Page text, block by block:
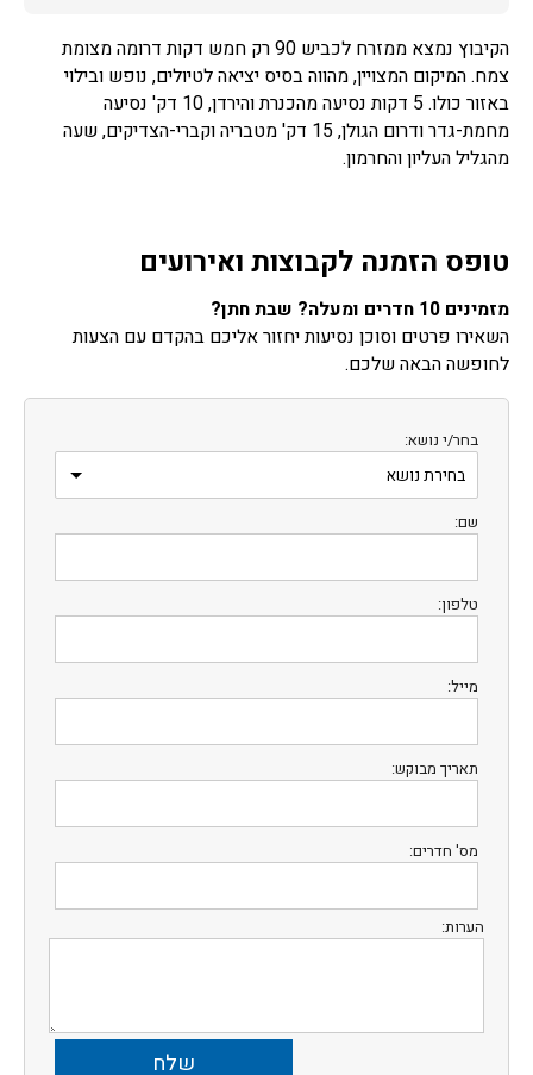
הקיבוץ נמצא ממזרח לכביש 90 רק חמש דקות דרומה מצומת
צמח. המיקום המצויין, מהווה בסיס יציאה לטיולים, נופש ובילוי
באזור כולו. 5 דקות נסיעה מהכנרת והירדן, 10 דק' נסיעה
מחמת-גדר ודרום הגולן, 15 דק' מטבריה וקברי-הצדיקים, שעה
מהגליל העליון והחרמון.
טופס הזמנה לקבוצות ואירועים
מזמינים 10 חדרים ומעלה? שבת חתן?
השאירו פרטים וסוכן נסיעות יחזור אליכם בהקדם עם הצעות
לחופשה הבאה שלכם.
בחר/י נושא:
שם:
טלפון:
מייל:
תאריך מבוקש:
מס' חדרים:
הערות: